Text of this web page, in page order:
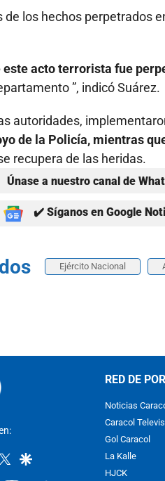
de los hechos perpetrados
este acto terrorista fue
”, indicó Suárez.
autoridades,
de la Policía, mientras
recupera de las heridas.
Únase a nuestro canal de
✔️ Síganos en Google
Ejército Nacional
twittergoogle
RED DE
Noticias
Caracol
Gol Caracol
La Kalle
HJCK